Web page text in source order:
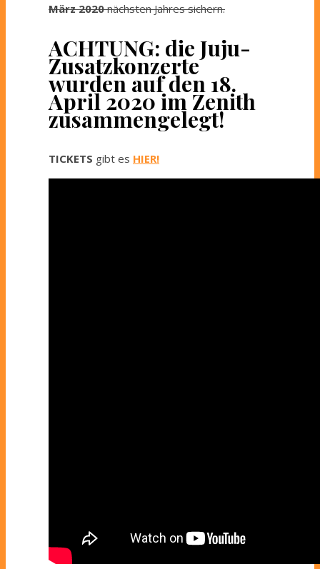
März 2020nächsten Jahres sichern.
ACHTUNG: die Juju-
Zusatzkonzerte
wurden auf den 18.
April 2020 im Zenith
zusammengelegt!
TICKETS gibt es HIER!